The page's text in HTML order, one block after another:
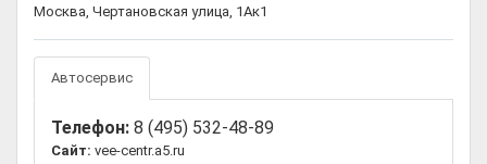
Москва, Чертановская улица, 1Ак1
Автосервис
Телефон: 8 (495) 532-48-89
Сайт: vee-centr.a5.ru